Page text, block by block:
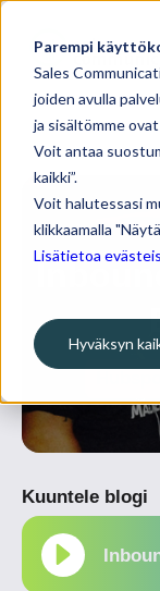
Parempi
Sales
joiden avulla
ja sisältömme
Voit antaa
kaikki”.
Voit halutessasi
klikkaamalla
Lisätietoa
Hyväksyn
Kuuntele blogi